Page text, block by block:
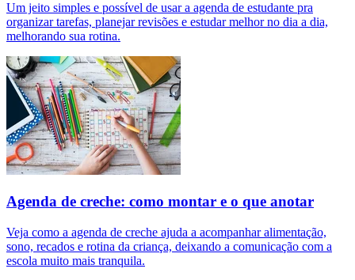
Um jeito simples e possível de usar a agenda de estudante pra
organizar tarefas, planejar revisões e estudar melhor no dia a dia,
melhorando sua rotina.
Agenda de creche: como montar e o que anotar
Veja como a agenda de creche ajuda a acompanhar alimentação,
sono, recados e rotina da criança, deixando a comunicação com a
escola muito mais tranquila.